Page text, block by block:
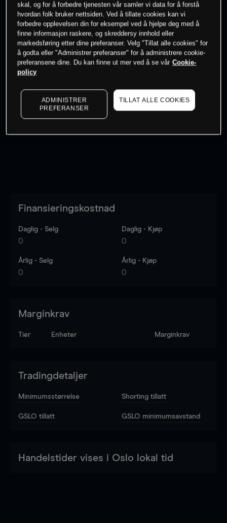
0% av kunder erpå dette instrumentet
Søk om konto
Kursene er veiledende.Log in
Finansieringskostnad
Daglig - Selg
0
Daglig - Kjøp
0
Årlig - Selg
0
Årlig - Kjøp
0
Marginkrav
Tier Enheter Marginkrav
Tradingdetaljer
Minimumsstørrelse Shorting tillatt
GSLO tillatt GSLO minimumsavstand
Handelstider vises i Oslo lokal tid
skal, og for å forbedre tjenesten vår samler vi data for å forstå
hvordan folk bruker nettsiden. Ved å tillate cookies kan vi
forbedre opplevelsen din for eksempel ved å hjelpe deg med å
finne informasjon raskere, og skreddersy innhold eller
markedsføring etter dine preferanser. Velg "Tillat alle cookies" for
å godta eller "Administrer preferanser" for å administrere cookie-
preferansene dine. Du kan finne ut mer ved å se vår Cookie-
policy
ADMINISTRER
PREFERANSER
TILLAT ALLE COOKIES